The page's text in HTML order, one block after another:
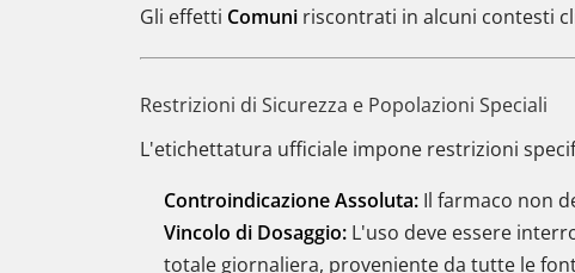
Gli effetti Comuni riscontrati in alcuni contesti
Restrizioni di Sicurezza e Popolazioni Speciali
L'etichettatura ufficiale impone restrizioni
Controindicazione Assoluta: Il farmaco non
Vincolo di Dosaggio: L'uso deve essere
totale giornaliera, proveniente da tutte le